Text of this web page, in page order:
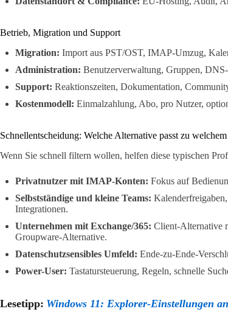
Betrieb, Migration und Support
Migration: Import aus PST/OST, IMAP-Umzug,
Administration: Benutzerverwaltung, Gruppen,
Support: Reaktionszeiten, Dokumentation,
Kostenmodell: Einmalzahlung, Abo, pro Nutzer,
Schnellentscheidung: Welche Alternative passt zu
Wenn Sie schnell filtern wollen, helfen diese typischen
Privatnutzer mit IMAP-Konten: Fokus auf
Selbstständige und kleine Teams:
Integrationen.
Unternehmen mit Exchange/365: Client-Alternative
Groupware-Alternative.
Datenschutzsensibles Umfeld: Ende-zu-Ende-
Power-User: Tastatursteuerung, Regeln, schnelle
Lesetipp: Windows 11: Explorer-Einstellungen